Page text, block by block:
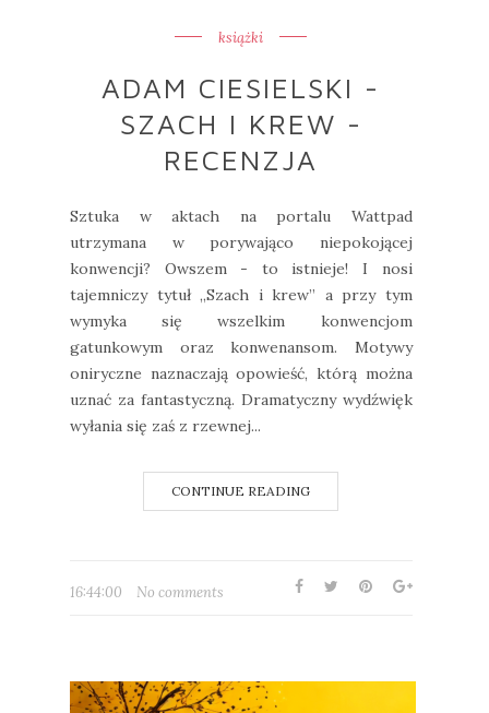
książki
ADAM CIESIELSKI -
SZACH I KREW -
RECENZJA
Sztuka w aktach na portalu Wattpad
utrzymana w porywająco niepokojącej
konwencji? Owszem - to istnieje! I nosi
tajemniczy tytuł „Szach i krew” a przy tym
wymyka się wszelkim konwencjom
gatunkowym oraz konwenansom. Motywy
oniryczne naznaczają opowieść, którą można
uznać za fantastyczną. Dramatyczny wydźwięk
wyłania się zaś z rzewnej...
CONTINUE READING
16:44:00 No comments